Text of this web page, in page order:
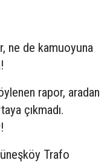
ne de kamuoyuna
rapor, aradan
çıkmadı.
Trafo